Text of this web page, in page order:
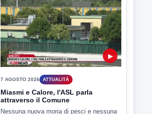
Il Benevento è pronto al debutto di Coppa
Italia. Scelte...